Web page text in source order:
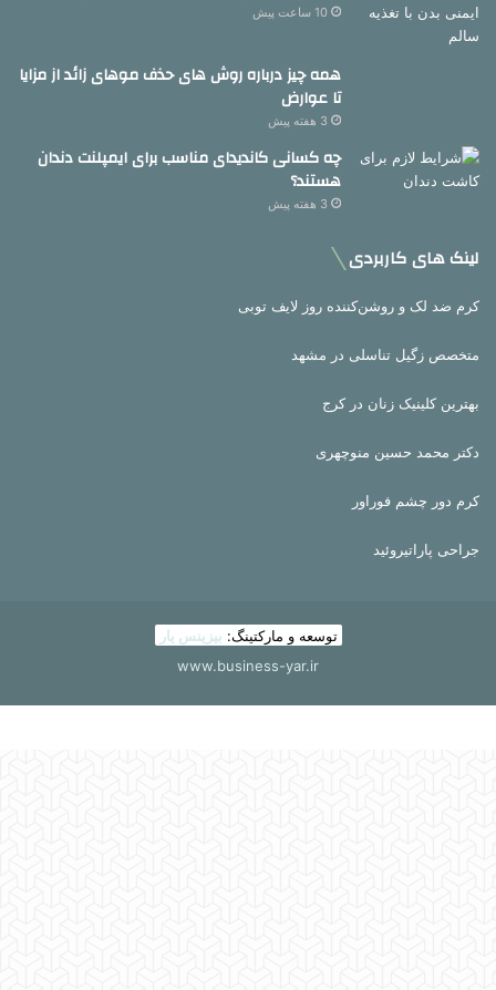
10 ساعت پیش
همه چیز درباره روش های حذف موهای زائد از مزایا
تا عوارض
3 هفته پیش
چه کسانی کاندیدای مناسب برای ایمپلنت دندان
هستند؟
3 هفته پیش
لینک های کاربردی
کرم ضد لک و روشن‌کننده روز لایف توبی
متخصص زگیل تناسلی در مشهد
بهترین کلینیک زنان در کرج
دکتر محمد حسین منوچهری
کرم دور چشم فوراور
جراحی پاراتیروئید
توسعه و مارکتینگ: بیزینس یار
www.business-yar.ir